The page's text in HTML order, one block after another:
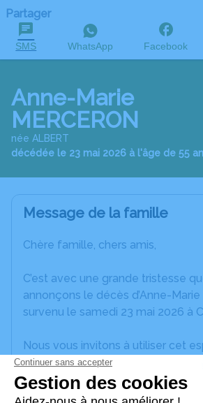
Partager
SMS WhatsApp Facebook
Anne-Marie
MERCERON
née ALBERT
décédée le 23 mai 2026 à l'âge de 55
Message de la famille
Chère famille, chers amis,
C’est avec une grande tristesse
annonçons le décès d’Anne-Marie
survenu le samedi 23 mai 2026 à
Nous vous invitons à utiliser cet
laisser vos condoléances,
souvenirs, une anecdote ou
à travers des poèmes ou des